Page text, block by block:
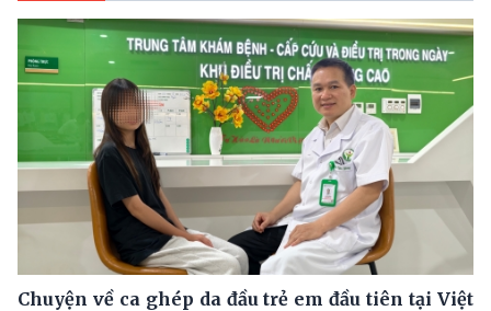
Chuyện về ca ghép da đầu trẻ em đầu tiên tại Việt